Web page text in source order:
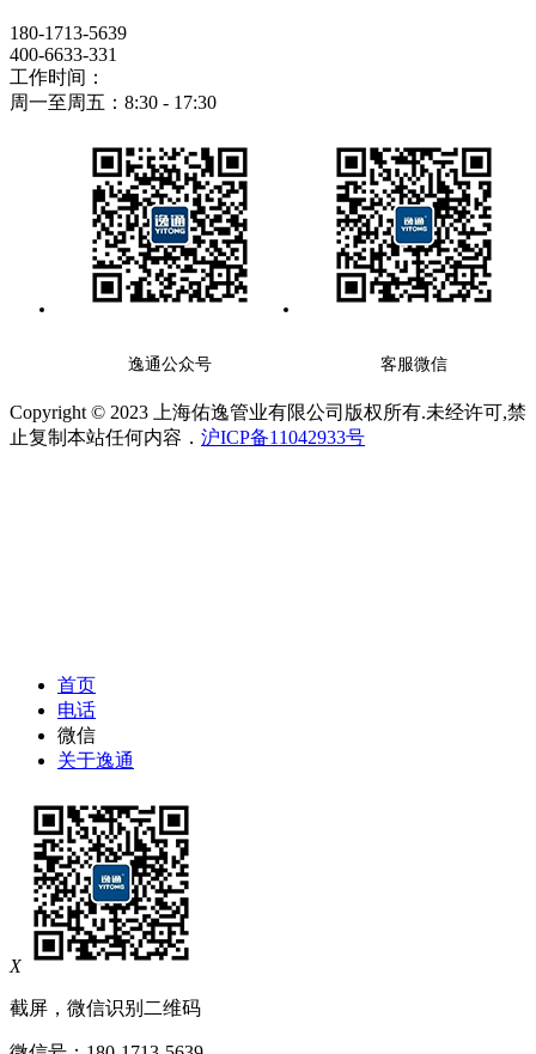
180-1713-5639
400-6633-331
工作时间：
周一至周五：8:30 - 17:30
逸通公众号 客服微信
Copyright © 2023 上海佑逸管业有限公司版权所有.未经许可,禁
止复制本站任何内容． 沪ICP备11042933号
首页
电话
微信
关于逸通
X
截屏，微信识别二维码